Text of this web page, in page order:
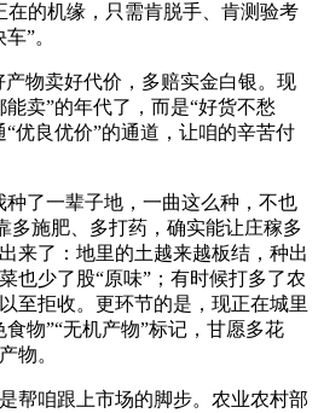
在的机缘，只需肯脱手、肯测验考
”。
物卖好代价，多赔实金白银。现
卖”的年代了，而是“好货不愁
优良优价”的通道，让咱的辛苦付
了一辈子地，一曲这么种，不也
多施肥、多打药，确实能让庄稼多
来了：地里的土越来越板结，种出
也少了股“原味”；有时候打多了农
至拒收。更环节的是，现正在城里
物”“无机产物”标记，甘愿多花
物。
咱跟上市场的脚步。农业农村部